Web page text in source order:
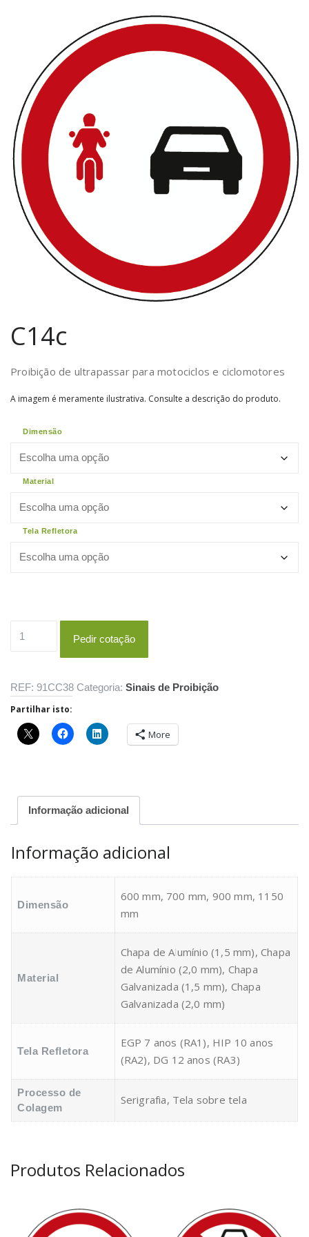
C14c
Proibição de ultrapassar para motociclos e ciclomotores
A imagem é meramente ilustrativa. Consulte a descrição do produto.
Dimensão
Material
Tela Refletora
Pedir cotação
REF: 91CC38 Categoria: Sinais de Proibição
Partilhar isto:
More
Informação adicional
Informação adicional
Dimensão
600 mm, 700 mm, 900 mm, 1150
mm
Material
Chapa de Alumínio (1,5 mm), Chapa
de Alumínio (2,0 mm), Chapa
Galvanizada (1,5 mm), Chapa
Galvanizada (2,0 mm)
Tela Refletora
EGP 7 anos (RA1), HIP 10 anos
(RA2), DG 12 anos (RA3)
Processo de
Colagem
Serigrafia, Tela sobre tela
Produtos Relacionados